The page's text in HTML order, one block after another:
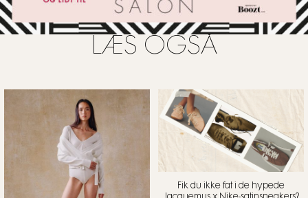
LÆS OGSÅ
Fik du ikke fat i de hypede
Jacquemus x Nike-satinsneakers?